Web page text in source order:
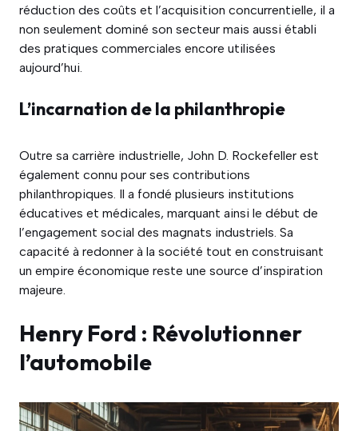
réduction des coûts et l’acquisition concurrentielle, il a
non seulement dominé son secteur mais aussi établi
des pratiques commerciales encore utilisées
aujourd’hui.
L’incarnation de la philanthropie
Outre sa carrière industrielle, John D. Rockefeller est
également connu pour ses contributions
philanthropiques. Il a fondé plusieurs institutions
éducatives et médicales, marquant ainsi le début de
l’engagement social des magnats industriels. Sa
capacité à redonner à la société tout en construisant
un empire économique reste une source d’inspiration
majeure.
Henry Ford : Révolutionner
l’automobile